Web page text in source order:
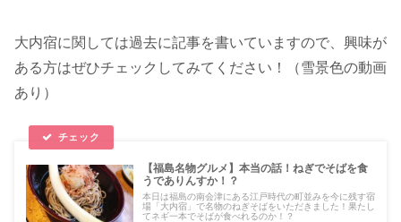
大内宿に関しては過去に記事を書いていますので、興味が
ある方はぜひチェックしてみてください！（雪景色の動画
あり）
【福島名物グルメ】本当の話！ねぎでそばを食
うでありんすか！？
本日は福島の南会津にある江戸時代の町並みを今に残す宿
場「大内宿」で名物のねぎそばをいただきました！果たし
てネギ一本でそばが食べれるのか！？